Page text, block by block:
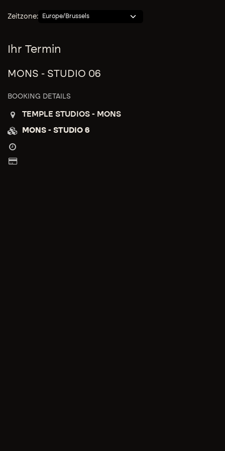
Zeitzone:
Ihr Termin
MONS - STUDIO 06
BOOKING DETAILS
TEMPLE STUDIOS - MONS
MONS - STUDIO 6